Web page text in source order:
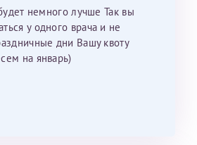
немного лучше Так вы
у одного врача и не
дни Вашу квоту
на январь)